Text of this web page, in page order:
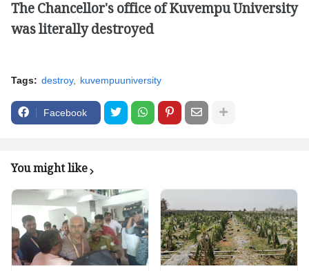
The Chancellor's office of Kuvempu University
was literally destroyed
Tags: destroy kuvempuuniversity
Facebook
You might like